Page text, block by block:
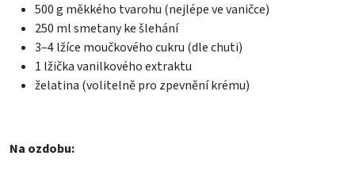
500 g měkkého tvarohu (nejlépe ve vaničce)
250 ml smetany ke šlehání
3–4 lžíce moučkového cukru (dle chuti)
1 lžička vanilkového extraktu
želatina (volitelně pro zpevnění krému)
Na ozdobu: